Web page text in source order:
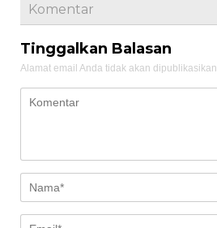
Komentar
Tinggalkan Balasan
Alamat email Anda tidak akan dipublikasikan.